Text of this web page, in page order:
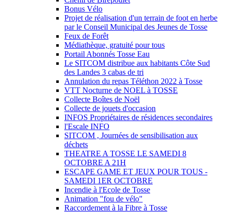
Bonus Vélo
Projet de réalisation d'un terrain de foot en herbe
par le Conseil Municipal des Jeunes de Tosse
Feux de Forêt
Médiathèque, gratuité pour tous
Portail Abonnés Tosse Eau
Le SITCOM distribue aux habitants Côte Sud
des Landes 3 cabas de tri
Annulation du repas Téléthon 2022 à Tosse
VTT Nocturne de NOEL à TOSSE
Collecte Boîtes de Noël
Collecte de jouets d'occasion
INFOS Propriétaires de résidences secondaires
l'Escale INFO
SITCOM , Journées de sensibilisation aux
déchets
THEATRE A TOSSE LE SAMEDI 8
OCTOBRE A 21H
ESCAPE GAME ET JEUX POUR TOUS -
SAMEDI 1ER OCTOBRE
Incendie à l'Ecole de Tosse
Animation "fou de vélo"
Raccordement à la Fibre à Tosse